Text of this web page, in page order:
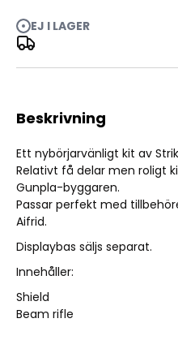
EJ I LAGER
Beskrivning
Ett nybörjarvänligt kit av
Relativt få delar men roligt
Gunpla-byggaren.
Passar perfekt med
Aifrid.
Displaybas säljs separat.
Innehåller:
Shield
Beam rifle